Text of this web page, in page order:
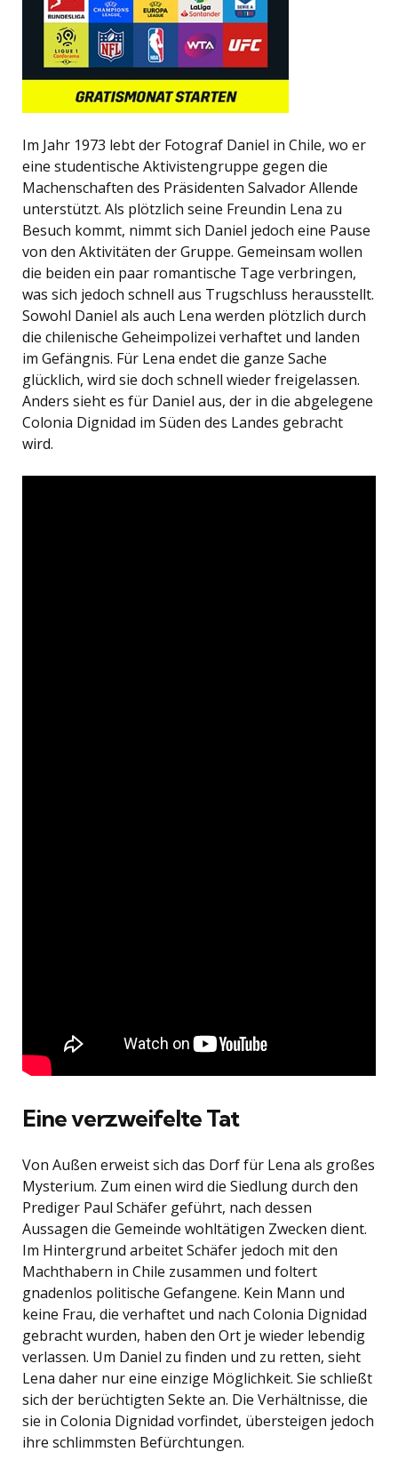
Im Jahr 1973 lebt der Fotograf Daniel in Chile, wo er
eine studentische Aktivistengruppe gegen die
Machenschaften des Präsidenten Salvador Allende
unterstützt. Als plötzlich seine Freundin Lena zu
Besuch kommt, nimmt sich Daniel jedoch eine Pause
von den Aktivitäten der Gruppe. Gemeinsam wollen
die beiden ein paar romantische Tage verbringen,
was sich jedoch schnell aus Trugschluss herausstellt.
Sowohl Daniel als auch Lena werden plötzlich durch
die chilenische Geheimpolizei verhaftet und landen
im Gefängnis. Für Lena endet die ganze Sache
glücklich, wird sie doch schnell wieder freigelassen.
Anders sieht es für Daniel aus, der in die abgelegene
Colonia Dignidad im Süden des Landes gebracht
wird.
Eine verzweifelte Tat
Von Außen erweist sich das Dorf für Lena als großes
Mysterium. Zum einen wird die Siedlung durch den
Prediger Paul Schäfer geführt, nach dessen
Aussagen die Gemeinde wohltätigen Zwecken dient.
Im Hintergrund arbeitet Schäfer jedoch mit den
Machthabern in Chile zusammen und foltert
gnadenlos politische Gefangene. Kein Mann und
keine Frau, die verhaftet und nach Colonia Dignidad
gebracht wurden, haben den Ort je wieder lebendig
verlassen. Um Daniel zu finden und zu retten, sieht
Lena daher nur eine einzige Möglichkeit. Sie schließt
sich der berüchtigten Sekte an. Die Verhältnisse, die
sie in Colonia Dignidad vorfindet, übersteigen jedoch
ihre schlimmsten Befürchtungen.